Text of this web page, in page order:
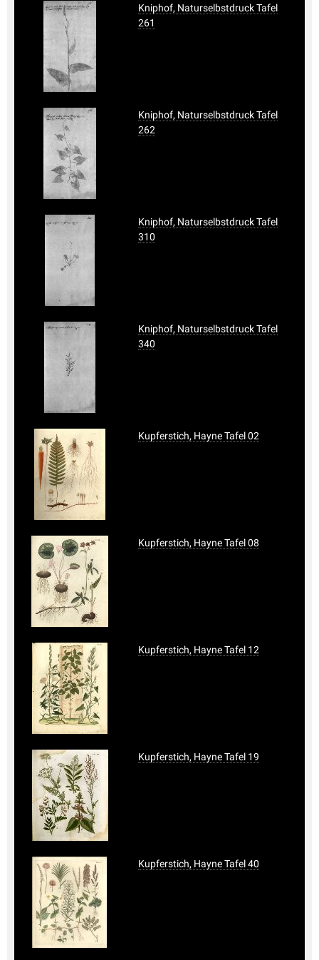
Kniphof, Naturselbstdruck Tafel
261
Kniphof, Naturselbstdruck Tafel
262
Kniphof, Naturselbstdruck Tafel
310
Kniphof, Naturselbstdruck Tafel
340
Kupferstich, Hayne Tafel 02
Kupferstich, Hayne Tafel 08
Kupferstich, Hayne Tafel 12
Kupferstich, Hayne Tafel 19
Kupferstich, Hayne Tafel 40